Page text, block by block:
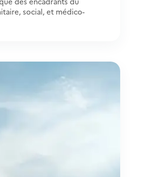
social, et médico-